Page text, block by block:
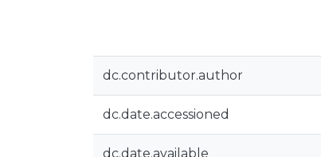
dc.contributor.author
dc.date.accessioned
dc.date.available